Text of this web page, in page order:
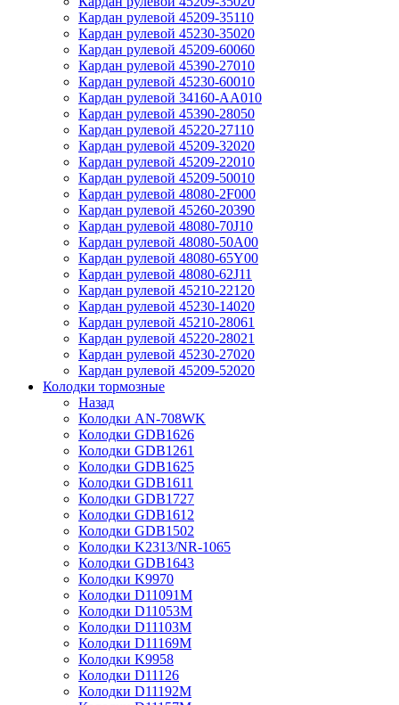
Кардан рулевой 45209-35110
Кардан рулевой 45230-35020
Кардан рулевой 45209-60060
Кардан рулевой 45390-27010
Кардан рулевой 45230-60010
Кардан рулевой 34160-AA010
Кардан рулевой 45390-28050
Кардан рулевой 45220-27110
Кардан рулевой 45209-32020
Кардан рулевой 45209-22010
Кардан рулевой 45209-50010
Кардан рулевой 48080-2F000
Кардан рулевой 45260-20390
Кардан рулевой 48080-70J10
Кардан рулевой 48080-50A00
Кардан рулевой 48080-65Y00
Кардан рулевой 48080-62J11
Кардан рулевой 45210-22120
Кардан рулевой 45230-14020
Кардан рулевой 45210-28061
Кардан рулевой 45220-28021
Кардан рулевой 45230-27020
Кардан рулевой 45209-52020
Колодки тормозные
Назад
Колодки AN-708WK
Колодки GDB1626
Колодки GDB1261
Колодки GDB1625
Колодки GDB1611
Колодки GDB1727
Колодки GDB1612
Колодки GDB1502
Колодки K2313/NR-1065
Колодки GDB1643
Колодки K9970
Колодки D11091M
Колодки D11053M
Колодки D11103M
Колодки D11169M
Колодки K9958
Колодки D11126
Колодки D11192M